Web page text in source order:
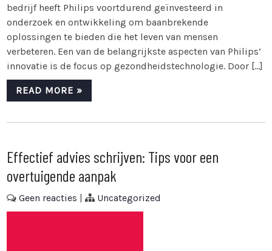
bedrijf heeft Philips voortdurend geïnvesteerd in
onderzoek en ontwikkeling om baanbrekende
oplossingen te bieden die het leven van mensen
verbeteren. Een van de belangrijkste aspecten van Philips’
innovatie is de focus op gezondheidstechnologie. Door […]
READ MORE »
Effectief advies schrijven: Tips voor een
overtuigende aanpak
Geen reacties | Uncategorized